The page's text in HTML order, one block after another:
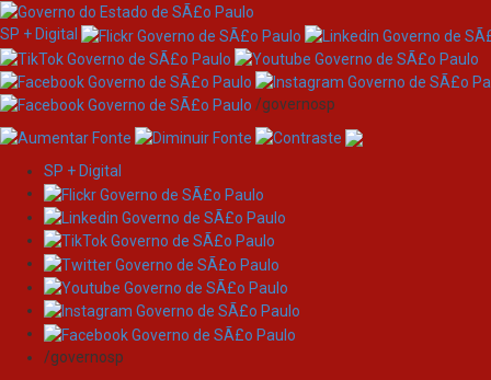
Skip
navigation
SP + Digital
/governosp
SP + Digital
/governosp
Search
Search: